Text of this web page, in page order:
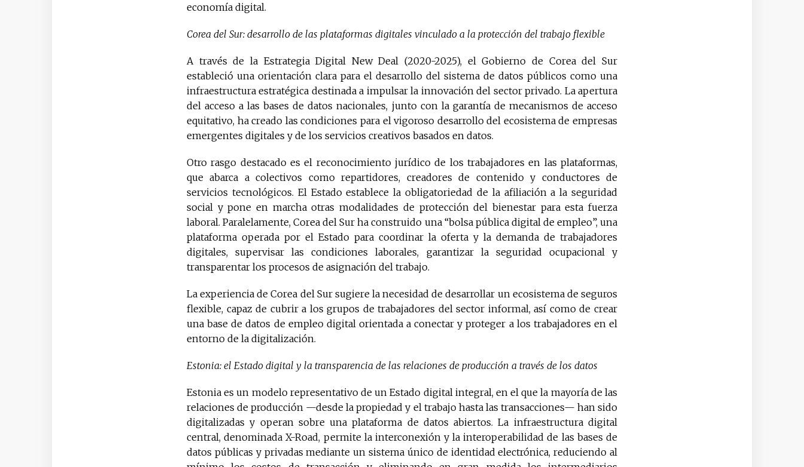
economía digital.
Corea del Sur: desarrollo de las plataformas digitales vinculado a la protección del trabajo flexible
A través de la Estrategia Digital New Deal (2020-2025), el Gobierno de Corea del Sur
estableció una orientación clara para el desarrollo del sistema de datos públicos como una
infraestructura estratégica destinada a impulsar la innovación del sector privado. La apertura
del acceso a las bases de datos nacionales, junto con la garantía de mecanismos de acceso
equitativo, ha creado las condiciones para el vigoroso desarrollo del ecosistema de empresas
emergentes digitales y de los servicios creativos basados en datos.
Otro rasgo destacado es el reconocimiento jurídico de los trabajadores en las plataformas,
que abarca a colectivos como repartidores, creadores de contenido y conductores de
servicios tecnológicos. El Estado establece la obligatoriedad de la afiliación a la seguridad
social y pone en marcha otras modalidades de protección del bienestar para esta fuerza
laboral. Paralelamente, Corea del Sur ha construido una “bolsa pública digital de empleo”, una
plataforma operada por el Estado para coordinar la oferta y la demanda de trabajadores
digitales, supervisar las condiciones laborales, garantizar la seguridad ocupacional y
transparentar los procesos de asignación del trabajo.
La experiencia de Corea del Sur sugiere la necesidad de desarrollar un ecosistema de seguros
flexible, capaz de cubrir a los grupos de trabajadores del sector informal, así como de crear
una base de datos de empleo digital orientada a conectar y proteger a los trabajadores en el
entorno de la digitalización.
Estonia: el Estado digital y la transparencia de las relaciones de producción a través de los datos
Estonia es un modelo representativo de un Estado digital integral, en el que la mayoría de las
relaciones de producción —desde la propiedad y el trabajo hasta las transacciones— han sido
digitalizadas y operan sobre una plataforma de datos abiertos. La infraestructura digital
central, denominada X-Road, permite la interconexión y la interoperabilidad de las bases de
datos públicas y privadas mediante un sistema único de identidad electrónica, reduciendo al